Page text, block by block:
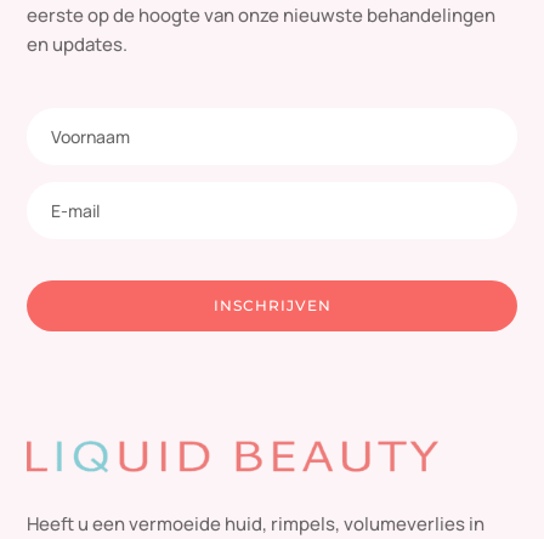
eerste op de hoogte van onze nieuwste behandelingen
en updates.
INSCHRIJVEN
Heeft u een vermoeide huid, rimpels, volumeverlies in